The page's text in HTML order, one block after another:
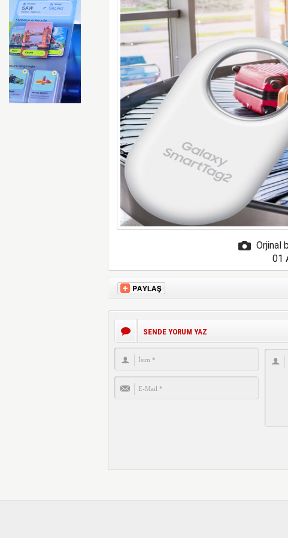
ABD merkezli Apollo Easyjet’i
Orjinal
01
SENDE YORUM YAZ